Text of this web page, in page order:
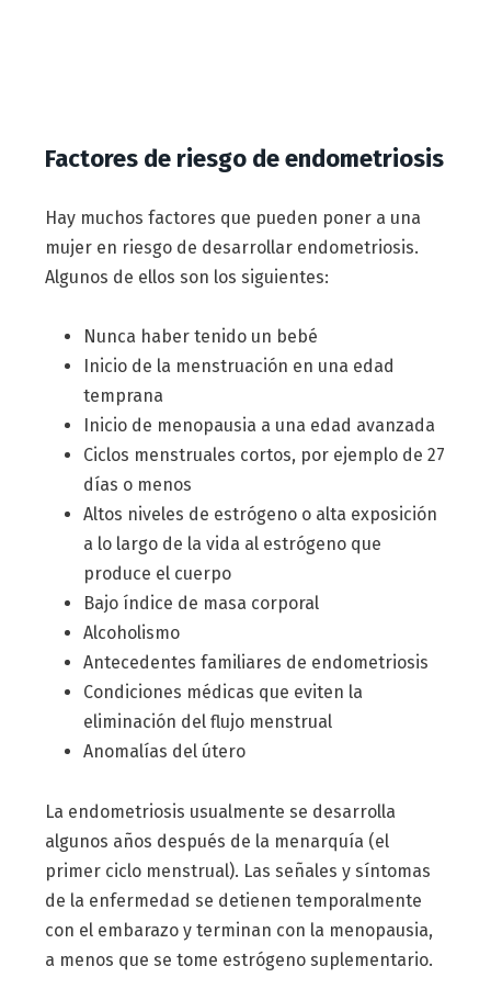
Factores de riesgo de endometriosis
Hay muchos factores que pueden poner a una
mujer en riesgo de desarrollar endometriosis.
Algunos de ellos son los siguientes:
Nunca haber tenido un bebé
Inicio de la menstruación en una edad
temprana
Inicio de menopausia a una edad avanzada
Ciclos menstruales cortos, por ejemplo de 27
días o menos
Altos niveles de estrógeno o alta exposición
a lo largo de la vida al estrógeno que
produce el cuerpo
Bajo índice de masa corporal
Alcoholismo
Antecedentes familiares de endometriosis
Condiciones médicas que eviten la
eliminación del flujo menstrual
Anomalías del útero
La endometriosis usualmente se desarrolla
algunos años después de la menarquía (el
primer ciclo menstrual). Las señales y síntomas
de la enfermedad se detienen temporalmente
con el embarazo y terminan con la menopausia,
a menos que se tome estrógeno suplementario.